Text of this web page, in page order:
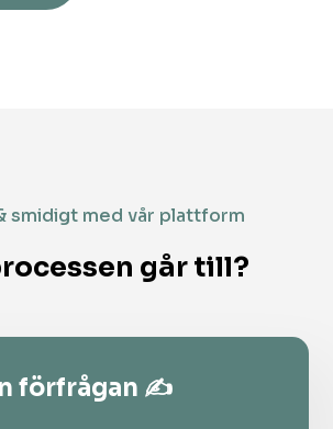
smidigt med vår plattform
går till?
förfrågan ✍️